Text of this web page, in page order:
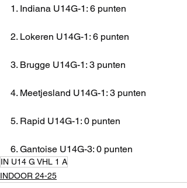
1. Indiana U14G-1: 6 punten
2. Lokeren U14G-1: 6 punten
3. Brugge U14G-1: 3 punten
4. Meetjesland U14G-1: 3 punten
5. Rapid U14G-1: 0 punten
6. Gantoise U14G-3: 0 punten
IN U14 G VHL 1 A
INDOOR 24-25